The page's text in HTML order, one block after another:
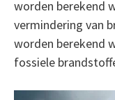
worden berekend
vermindering van
worden berekend
fossiele